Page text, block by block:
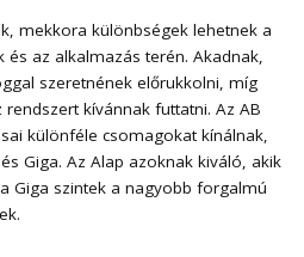
mekkora különbségek lehetnek a
és az alkalmazás terén. Akadnak,
szeretnének előrukkolni, míg
kívánnak futtatni. Az AB
különféle csomagokat kínálnak,
Giga. Az Alap azoknak kiváló, akik
Giga szintek a nagyobb forgalmú